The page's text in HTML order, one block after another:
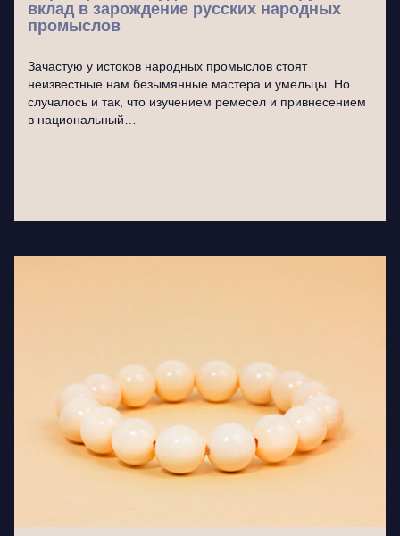
вклад в зарождение русских народных
промыслов
Зачастую у истоков народных промыслов стоят
неизвестные нам безымянные мастера и умельцы. Но
случалось и так, что изучением ремесел и привнесением
в национальный…